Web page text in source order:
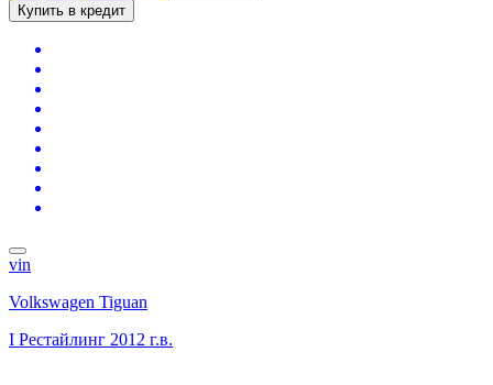
Купить в кредит
vin
Volkswagen Tiguan
I Рестайлинг 2012 г.в.